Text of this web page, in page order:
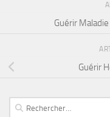
Guérir
Guérir
Rechercher :